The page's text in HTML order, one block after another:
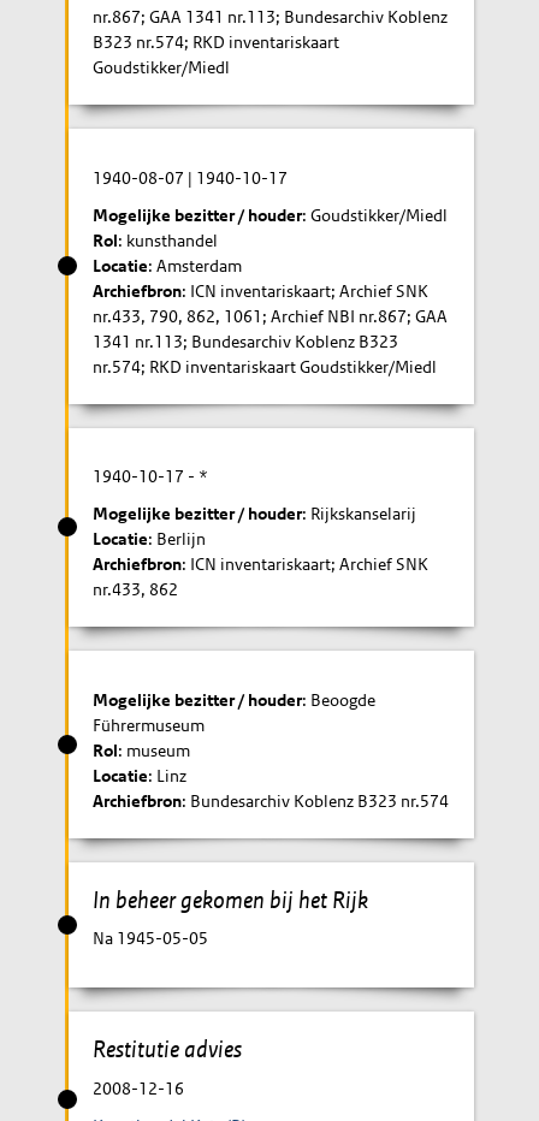
nr.867; GAA 1341 nr.113; Bundesarchiv Koblenz
B323 nr.574; RKD inventariskaart
Goudstikker/Miedl
1940-08-07 | 1940-10-17
Mogelijke bezitter / houder: Goudstikker/Miedl
Rol: kunsthandel
Locatie: Amsterdam
Archiefbron: ICN inventariskaart; Archief SNK
nr.433, 790, 862, 1061; Archief NBI nr.867; GAA
1341 nr.113; Bundesarchiv Koblenz B323
nr.574; RKD inventariskaart Goudstikker/Miedl
1940-10-17 - *
Mogelijke bezitter / houder: Rijkskanselarij
Locatie: Berlijn
Archiefbron: ICN inventariskaart; Archief SNK
nr.433, 862
Mogelijke bezitter / houder: Beoogde
Führermuseum
Rol: museum
Locatie: Linz
Archiefbron: Bundesarchiv Koblenz B323 nr.574
In beheer gekomen bij het Rijk
Na 1945-05-05
Restitutie advies
2008-12-16